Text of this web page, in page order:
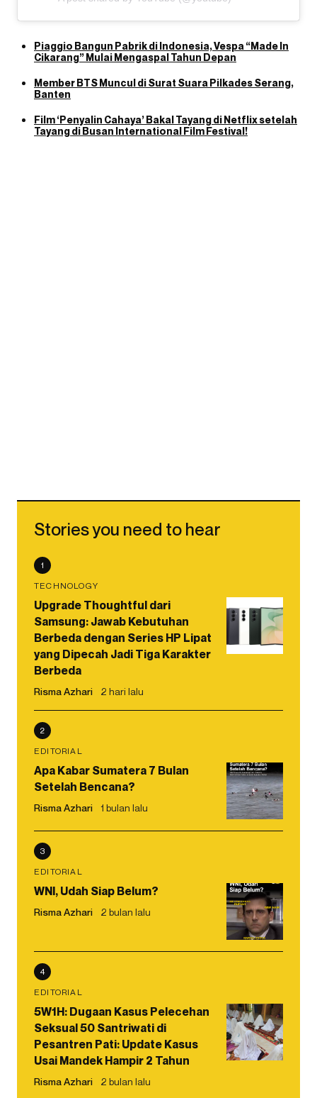
Piaggio Bangun Pabrik di Indonesia, Vespa “Made In
Cikarang” Mulai Mengaspal Tahun Depan
Member BTS Muncul di Surat Suara Pilkades Serang,
Banten
Film ‘Penyalin Cahaya’ Bakal Tayang di Netflix setelah
Tayang di Busan International Film Festival!
Stories you need to hear
1
TECHNOLOGY
Upgrade Thoughtful dari
Samsung: Jawab Kebutuhan
Berbeda dengan Series HP Lipat
yang Dipecah Jadi Tiga Karakter
Berbeda
Risma Azhari 2 hari lalu
2
EDITORIAL
Apa Kabar Sumatera 7 Bulan
Setelah Bencana?
Risma Azhari 1 bulan lalu
3
EDITORIAL
WNI, Udah Siap Belum?
Risma Azhari 2 bulan lalu
4
EDITORIAL
5W1H: Dugaan Kasus Pelecehan
Seksual 50 Santriwati di
Pesantren Pati: Update Kasus
Usai Mandek Hampir 2 Tahun
Risma Azhari 2 bulan lalu